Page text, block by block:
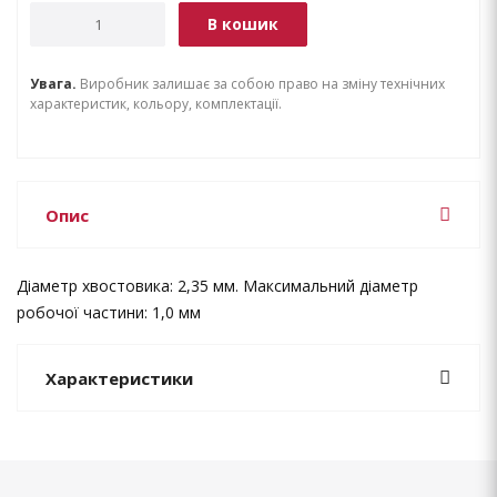
В кошик
Увага. Виробник залишає за собою право на зміну технічних
характеристик, кольору, комплектації.
Опис
Діаметр хвостовика: 2,35 мм. Максимальний діаметр
робочої частини: 1,0 мм
Характеристики